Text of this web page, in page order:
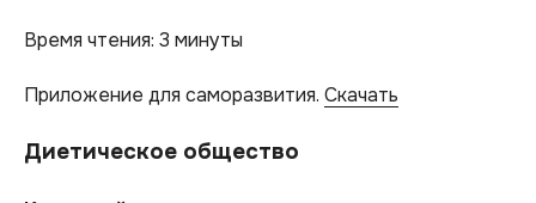
Время чтения: 3 минуты
Приложение для саморазвития. Скачать
Диетическое общество